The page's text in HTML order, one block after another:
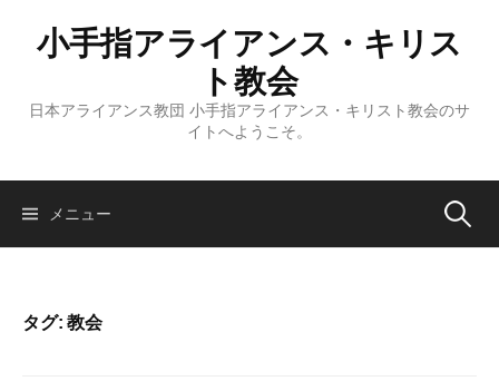
ス
小手指アライアンス・キリス
ト教会
日本アライアンス教団 小手指アライアンス・キリスト教会のサ
イトへようこそ。
メニュー 検
タグ:教会